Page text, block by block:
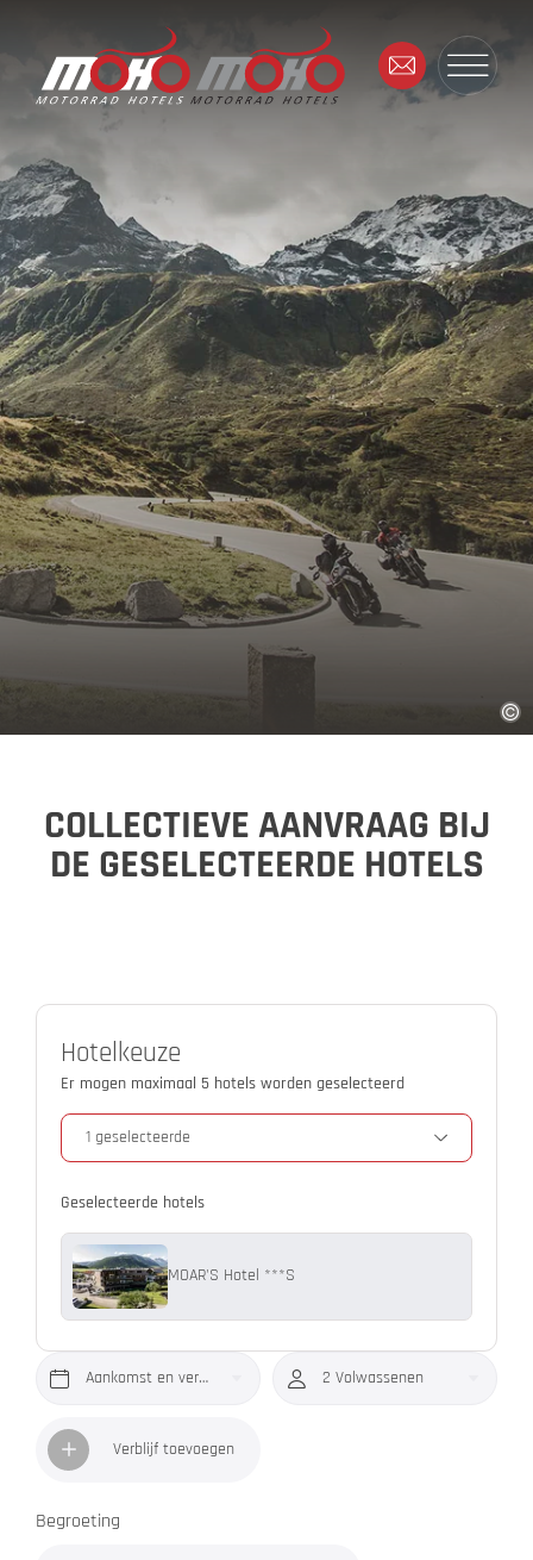
COLLECTIEVE AANVRAAG BIJ
DE GESELECTEERDE HOTELS
Aankomst en vertrek* 2 Volwassenen
Verblijf toevoegen
Begroeting
Hotelkeuze
Er mogen maximaal 5 hotels worden geselecteerd
1 geselecteerde
Geselecteerde hotels
MOAR'S Hotel ***S